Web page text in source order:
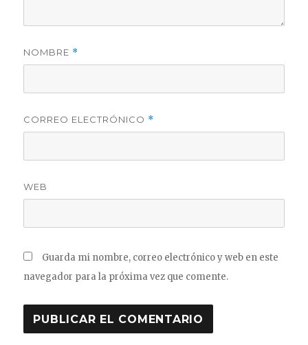
NOMBRE *
CORREO ELECTRÓNICO *
WEB
Guarda mi nombre, correo electrónico y web en este
navegador para la próxima vez que comente.